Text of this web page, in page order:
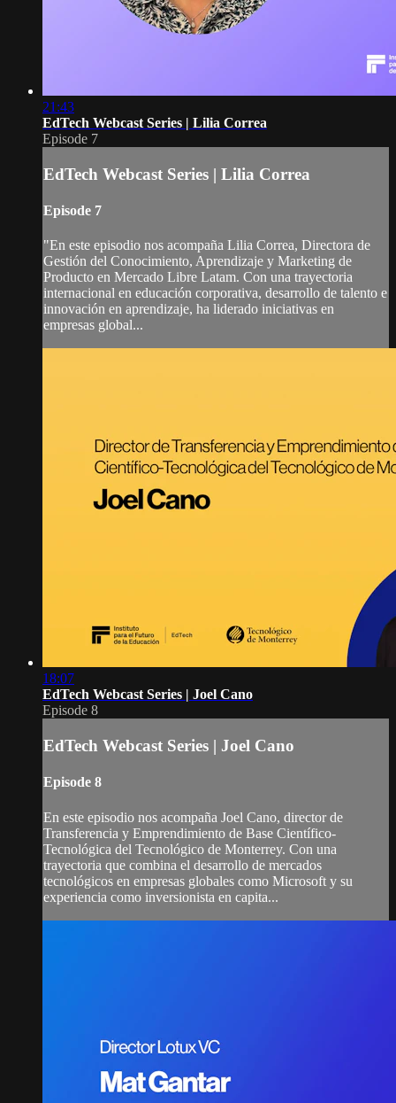
21:43
EdTech Webcast Series | Lilia Correa
Episode 7
EdTech Webcast Series | Lilia Correa
Episode 7
"En este episodio nos acompaña Lilia Correa, Directora de
Gestión del Conocimiento, Aprendizaje y Marketing de
Producto en Mercado Libre Latam. Con una trayectoria
internacional en educación corporativa, desarrollo de talento e
innovación en aprendizaje, ha liderado iniciativas en
empresas global...
18:07
EdTech Webcast Series | Joel Cano
Episode 8
EdTech Webcast Series | Joel Cano
Episode 8
En este episodio nos acompaña Joel Cano, director de
Transferencia y Emprendimiento de Base Científico-
Tecnológica del Tecnológico de Monterrey. Con una
trayectoria que combina el desarrollo de mercados
tecnológicos en empresas globales como Microsoft y su
experiencia como inversionista en capita...